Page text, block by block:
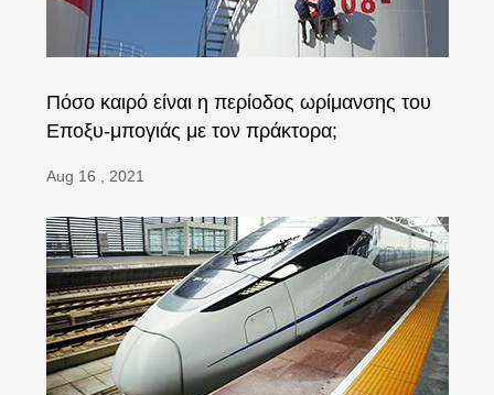
Πόσο καιρό είναι η περίοδος ωρίμανσης του
Εποξυ-μπογιάς με τον πράκτορα;
Aug 16 , 2021